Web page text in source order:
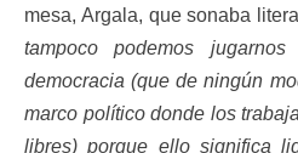
mesa, Argala, que sonaba
tampoco podemos
democracia (que de ningún
marco político donde los
libres) porque ello significa